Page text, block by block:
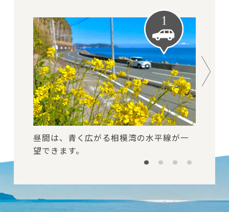
昼間は、青く広がる相模湾の水平線が一
望できます。
山々の緑に包まれる、心地よいワインデ
ィングロード。
遠くに富士山を眺めながら、開放感あふ
れるルートを進みます。
リゾート気分を高めるヤシの並木道が続
きます。